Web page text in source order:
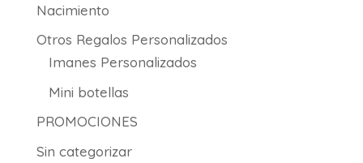
Nacimiento
Otros Regalos Personalizados
Imanes Personalizados
Mini botellas
PROMOCIONES
Sin categorizar